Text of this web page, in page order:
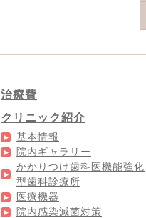
治療費
クリニック紹介
基本情報
院内ギャラリー
かかりつけ歯科医機能強化
型歯科診療所
医療機器
院内感染滅菌対策